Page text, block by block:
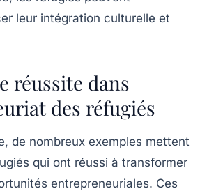
leur intégration culturelle et
réussite dans
des réfugiés
de nombreux exemples mettent
qui ont réussi à transformer
entrepreneuriales. Ces